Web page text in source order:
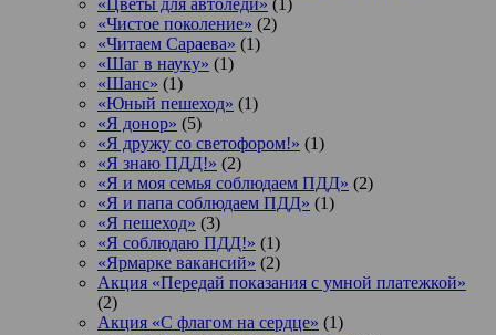
«Чистое поколение» (2)
«Читаем Сараева» (1)
«Шаг в науку» (1)
«Шанс» (1)
«Юный пешеход» (1)
«Я донор» (5)
«Я дружу со светофором!» (1)
«Я знаю ПДД!» (2)
«Я и моя семья соблюдаем ПДД» (2)
«Я и папа соблюдаем ПДД» (1)
«Я пешеход» (3)
«Я соблюдаю ПДД!» (1)
«Ярмарке вакансий» (2)
Акция «Передай показания с умной платежкой»
(2)
Акция «С флагом на сердце» (1)